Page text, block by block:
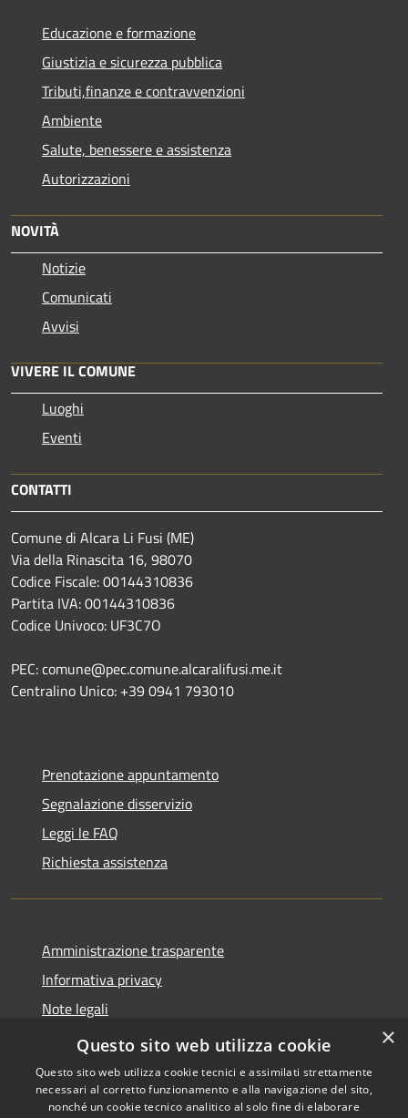
Educazione e formazione
Giustizia e sicurezza pubblica
Tributi,finanze e contravvenzioni
Ambiente
Salute, benessere e assistenza
Autorizzazioni
NOVITÀ
Notizie
Comunicati
Avvisi
VIVERE IL COMUNE
Luoghi
Eventi
CONTATTI
Comune di Alcara Li Fusi (ME)
Via della Rinascita 16, 98070
Codice Fiscale: 00144310836
Partita IVA: 00144310836
Codice Univoco: UF3C7O
PEC: comune@pec.comune.alcaralifusi.me.it
Centralino Unico: +39 0941 793010
Prenotazione appuntamento
Segnalazione disservizio
Leggi le FAQ
Richiesta assistenza
Amministrazione trasparente
Informativa privacy
Note legali
Dichiarazione di accessibilità
×
Questo sito web utilizza cookie
Questo sito web utilizza cookie tecnici e assimilati strettamente
necessari al corretto funzionamento e alla navigazione del sito,
nonché un cookie tecnico analitico al solo fine di elaborare